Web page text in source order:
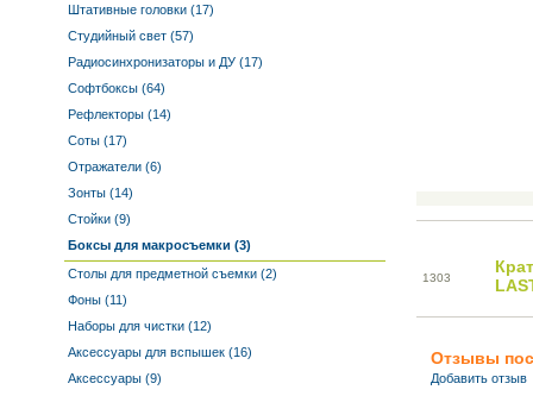
Штативные головки (17)
Студийный свет (57)
Радиосинхронизаторы и ДУ (17)
Софтбоксы (64)
Рефлекторы (14)
Соты (17)
Отражатели (6)
Зонты (14)
Стойки (9)
Боксы для макросъемки (3)
Столы для предметной съемки (2)
Фоны (11)
Наборы для чистки (12)
Аксессуары для вспышек (16)
Аксессуары (9)
1303
Отзывы
Добавить отзыв